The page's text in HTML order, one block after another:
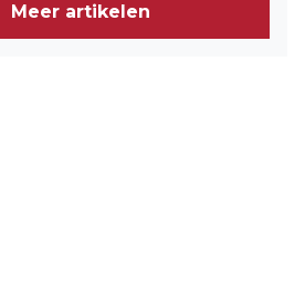
Meer artikelen